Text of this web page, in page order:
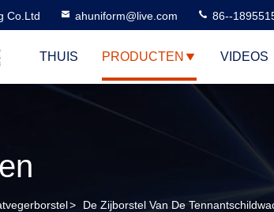
Co.Ltd ahuniform@live.com 86--
THUIS PRODUCTEN VIDEOS
> De Zijborstel Van De